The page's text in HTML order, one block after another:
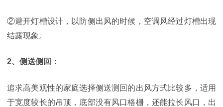
②避开灯槽设计，以防侧出风的时候，空调风经过灯槽出现
结露现象。
2、侧送侧回：
追求高美观性的家庭选择侧送测回的出风方式比较多，适用
于宽度较长的吊顶，底部没有风口格栅，还能拉长风口，出